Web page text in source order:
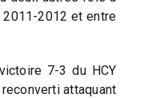
2011-2012 et entre
7-3 du HCY
attaquant